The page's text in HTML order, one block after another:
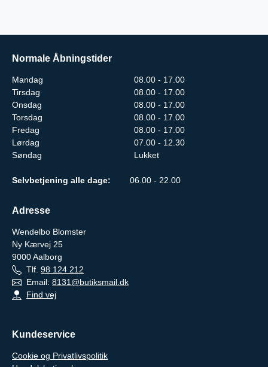
Normale Åbningstider
Mandag
08.00 - 17.00
Tirsdag
08.00 - 17.00
Onsdag
08.00 - 17.00
Torsdag
08.00 - 17.00
Fredag
08.00 - 17.00
Lørdag
07.00 - 12.30
Søndag
Lukket
Selvbetjening alle dage: 06.00 - 22.00
Adresse
Wendelbo Blomster
Ny Kærvej 25
9000Aalborg
Tlf. 98 124 212
Email: 8131@butiksmail.dk
Find vej
Kundeservice
Cookie og Privatlivspolitik